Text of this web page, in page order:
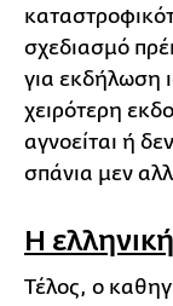
σχεδιασμό
για εκδήλωση
χειρότερη
αγνοείται ή
σπάνια μεν
Η
Τέλος, ο